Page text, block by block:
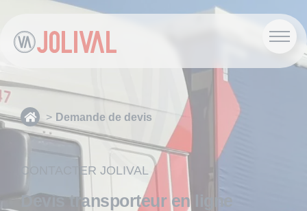
Demande de devis
CONTACTER JOLIVAL
Devis transporteur en ligne